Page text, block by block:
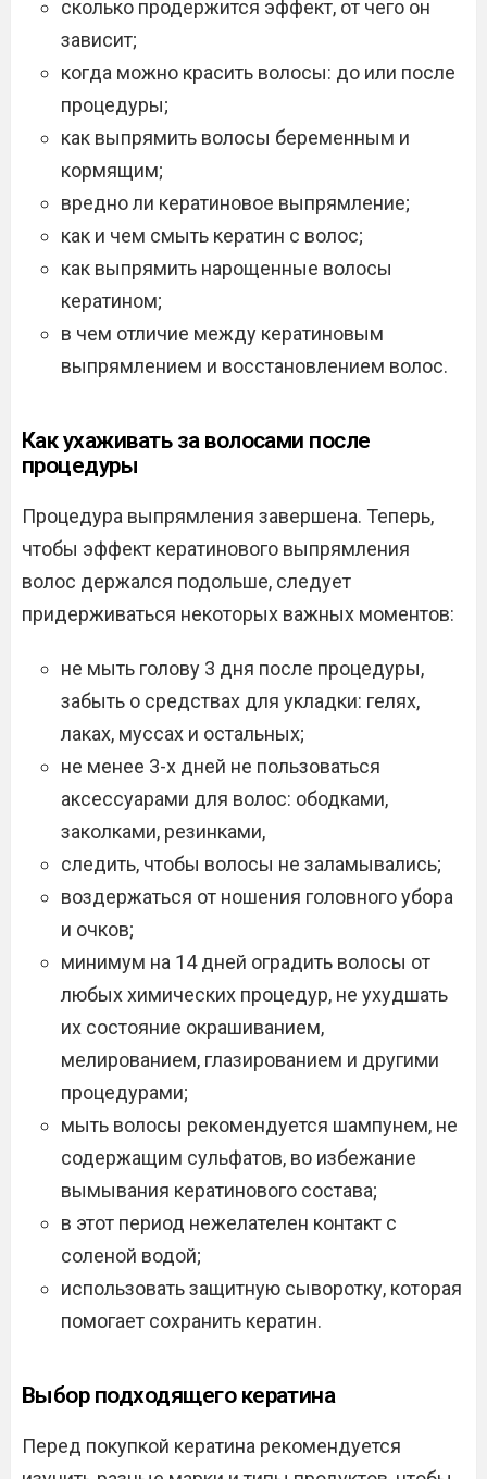
сколько продержится эффект, от чего он
зависит;
когда можно красить волосы: до или после
процедуры;
как выпрямить волосы беременным и
кормящим;
вредно ли кератиновое выпрямление;
как и чем смыть кератин с волос;
как выпрямить нарощенные волосы
кератином;
в чем отличие между кератиновым
выпрямлением и восстановлением волос.
Как ухаживать за волосами после
процедуры
Процедура выпрямления завершена. Теперь,
чтобы эффект кератинового выпрямления
волос держался подольше, следует
придерживаться некоторых важных моментов:
не мыть голову 3 дня после процедуры,
забыть о средствах для укладки: гелях,
лаках, муссах и остальных;
не менее 3-х дней не пользоваться
аксессуарами для волос: ободками,
заколками, резинками,
следить, чтобы волосы не заламывались;
воздержаться от ношения головного убора
и очков;
минимум на 14 дней оградить волосы от
любых химических процедур, не ухудшать
их состояние окрашиванием,
мелированием, глазированием и другими
процедурами;
мыть волосы рекомендуется шампунем, не
содержащим сульфатов, во избежание
вымывания кератинового состава;
в этот период нежелателен контакт с
соленой водой;
использовать защитную сыворотку, которая
помогает сохранить кератин.
Выбор подходящего кератина
Перед покупкой кератина рекомендуется